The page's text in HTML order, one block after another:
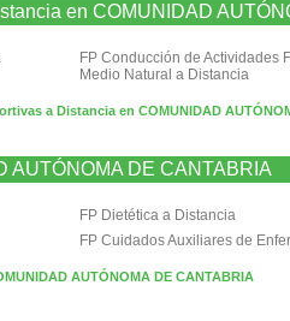
en COMUNIDAD
FP Conducción de Actividades
Medio Natural a Distancia
a Distancia en COMUNIDAD
AUTÓNOMA DE CANTABRIA
FP Dietética a Distancia
FP Cuidados Auxiliares de
AUTÓNOMA DE CANTABRIA